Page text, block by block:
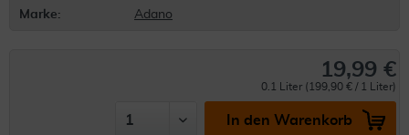
Marke:
Adano
19,99 €
0.1 Liter (199,90 € / 1 Liter)
In den Warenkorb